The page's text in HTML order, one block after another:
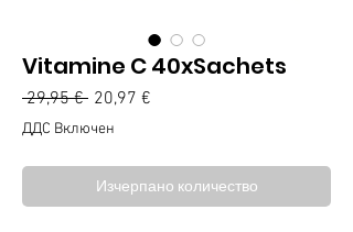
Vitamine C 40xSachets
29,95 € Редовна
цена
20,97 €
ДДС Включен
Изчерпано количество